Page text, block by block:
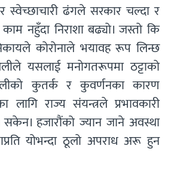
स्वेच्छाचारी ढंगले सरकार चल्दा र
नहुँदा निराशा बढ्यो। जस्तो कि
कोरोनाले भयावह रूप लिन्छ
यसलाई मनोगतरूपमा ठट्टाको
कुतर्क र कुवर्णनका कारण
लागि राज्य संयन्त्रले प्रभावकारी
सकेन। हजारौंको ज्यान जाने अवस्था
योभन्दा ठूलो अपराध अरू हुन